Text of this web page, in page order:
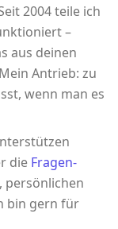
2004 teile ich
–
aus deinen
Antrieb: zu
wenn man es
die Fragen-
persönlichen
bin gern für